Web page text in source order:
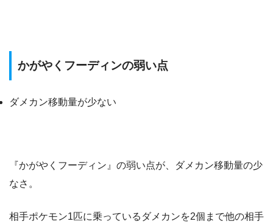
かがやくフーディンの弱い点
ダメカン移動量が少ない
『かがやくフーディン』の弱い点が、ダメカン移動量の少
なさ。
相手ポケモン1匹に乗っているダメカンを2個まで他の相手